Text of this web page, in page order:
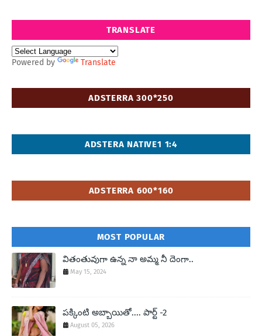
TRANSLATE
Powered by Translate
ADSTERRA 300*250
ADSTERA NATIVE1 1:4
ADSTERRA 600*160
MOST POPULAR
వితంతువుగా ఉన్న నా అమ్మ నీ దెంగా..
May 15, 2024
పక్కింటి అబ్బాయితో.... పార్ట్ -2
August 05, 2026